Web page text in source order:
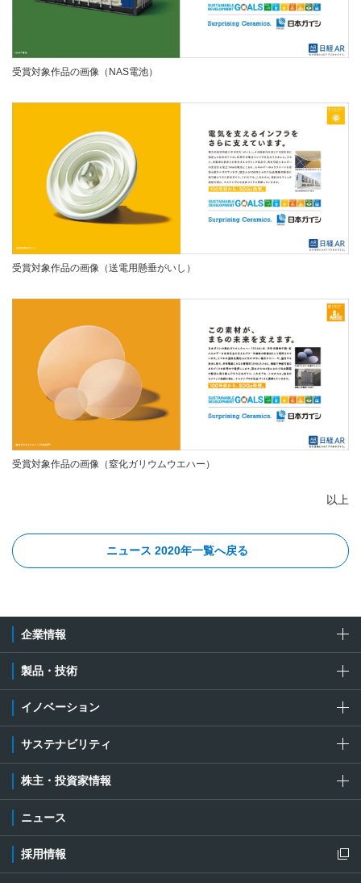
受賞対象作品の画像（NAS電池）
受賞対象作品の画像（送電用懸垂がいし）
受賞対象作品の画像（窒化ガリウムウエハー）
以上
ニュース 2020年一覧へ戻る
企業情報
製品・技術
イノベーション
サステナビリティ
株主・投資家情報
ニュース
採用情報
新規ウィンドウを開きます